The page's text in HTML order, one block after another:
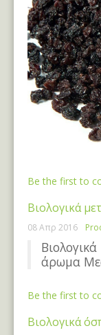
Be the first to
Βιολογικά
08 Απρ 2016
άρωμα
Be the first to
Βιολογικά